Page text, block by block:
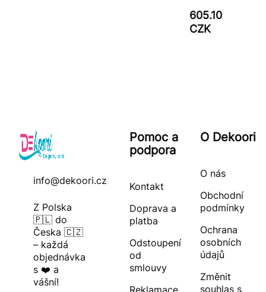
605.10
CZK
info@dekoori.cz
Z Polska
🇵🇱 do
Česka 🇨🇿
– každá
objednávka
s ❤️ a
vášní!
Pomoc a
podpora
Kontakt
Doprava a
platba
Odstoupení
od
smlouvy
O Dekoori
O nás
Obchodní
podmínky
Ochrana
osobních
údajů
Změnit
souhlas s